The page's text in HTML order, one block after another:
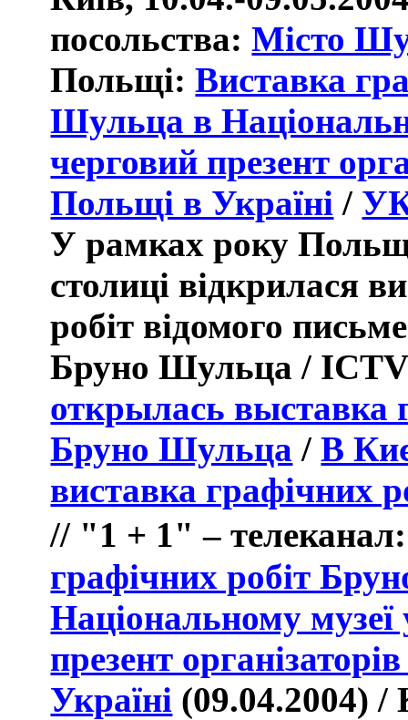
посольства:Місто
Польщі:Виставка
Шульца в
черговий презент
Польщі в Україні /
Урамках року Пол
столиці відкрилася
робіт відомого
Бруно Шульца/
открылась выставка
Бруно Шульца /В
виставка графічних
// "1 + 1" – телеканал:
графічних робіт
Національному музеї
презент
Україні (09.04.2004) /